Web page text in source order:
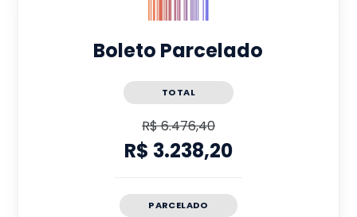
Boleto Parcelado
TOTAL
R$ 6.476,40
R$ 3.238,20
PARCELADO